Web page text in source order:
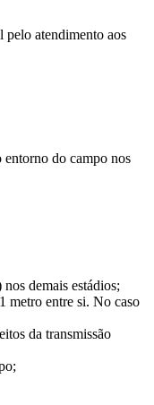
pelo atendimento aos
do campo nos
demais estádios;
metro entre si. No caso
da transmissão